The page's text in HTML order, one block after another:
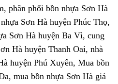
phân phối bồn nhựa Sơn Hà
Sơn Hà huyện Phúc Thọ,
Sơn Hà huyện Ba Vì, cung
Hà huyện Thanh Oai, nhà
huyện Phú Xuyên, Mua bồn
mua bồn nhựa Sơn Hà giá